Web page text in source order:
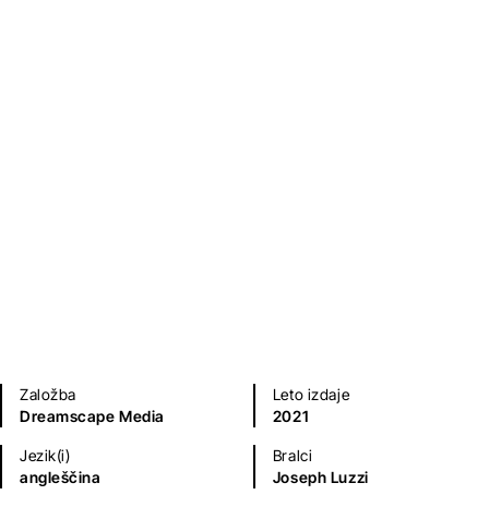
Založba
Dreamscape Media
Leto izdaje
2021
Jezik(i)
angleščina
Bralci
Joseph Luzzi